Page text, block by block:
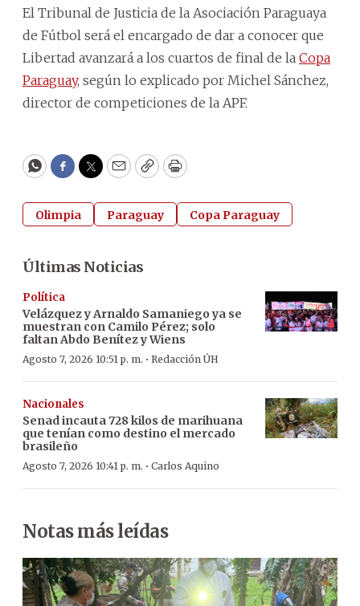
El Tribunal de Justicia de la Asociación Paraguaya
de Fútbol será el encargado de dar a conocer que
Libertad avanzará a los cuartos de final de la Copa
Paraguay, según lo explicado por Michel Sánchez,
director de competiciones de la APF.
WhatsApp
Facebook
Twitter
EmailCopyPrint
Olimpia Paraguay Copa Paraguay
Últimas Noticias
Política
Velázquez y Arnaldo Samaniego ya se
muestran con Camilo Pérez; solo
faltan Abdo Benítez y Wiens
Agosto 7, 2026 10:51 p. m. · Redacción ÚH
Nacionales
Senad incauta 728 kilos de marihuana
que tenían como destino el mercado
brasileño
Agosto 7, 2026 10:41 p. m. · Carlos Aquino
Notas más leídas